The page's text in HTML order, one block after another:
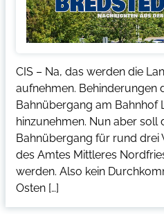
CIS – Na, das werden die
aufnehmen. Behinderungen
Bahnübergang am Bahnhof
hinzunehmen. Nun aber soll
Bahnübergang für rund drei
des Amtes Mittleres
werden. Also kein
Osten […]